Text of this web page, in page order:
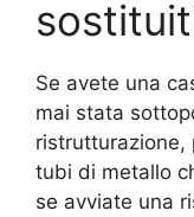
Se avete una
mai stata
ristrutturazione,
tubi di metallo
se avviate una